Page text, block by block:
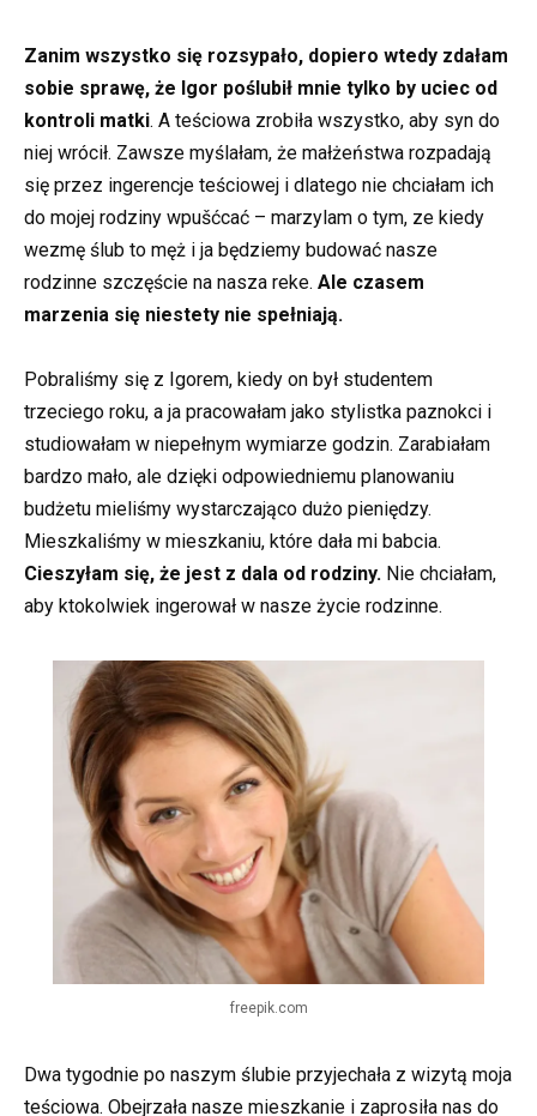
Zanim wszystko się rozsypało, dopiero wtedy zdałam
sobie sprawę, że Igor poślubił mnie tylko by uciec od
kontroli matki. A teściowa zrobiła wszystko, aby syn do
niej wrócił. Zawsze myślałam, że małżeństwa rozpadają
się przez ingerencje teściowej i dlatego nie chciałam ich
do mojej rodziny wpušćcać – marzylam o tym, ze kiedy
wezmę ślub to męż i ja będziemy budować nasze
rodzinne szczęście na nasza reke. Ale czasem
marzenia się niestety nie spełniają.
Pobraliśmy się z Igorem, kiedy on był studentem
trzeciego roku, a ja pracowałam jako stylistka paznokci i
studiowałam w niepełnym wymiarze godzin. Zarabiałam
bardzo mało, ale dzięki odpowiedniemu planowaniu
budżetu mieliśmy wystarczająco dużo pieniędzy.
Mieszkaliśmy w mieszkaniu, które dała mi babcia.
Cieszyłam się, że jest z dala od rodziny. Nie chciałam,
aby ktokolwiek ingerował w nasze życie rodzinne.
freepik.com
Dwa tygodnie po naszym ślubie przyjechała z wizytą moja
teściowa. Obejrzała nasze mieszkanie i zaprosiła nas do